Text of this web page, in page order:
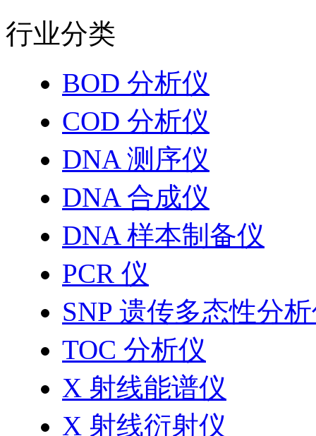
行业分类
BOD 分析仪
COD 分析仪
DNA 测序仪
DNA 合成仪
DNA 样本制备仪
PCR 仪
SNP 遗传多态性分
TOC 分析仪
X 射线能谱仪
X 射线衍射仪